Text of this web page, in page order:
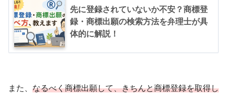
先に登録されていないか不安？商標登
録・商標出願の検索方法を弁理士が具
体的に解説！
また、 なるべく商標出願して、きちんと商標登録を取得し